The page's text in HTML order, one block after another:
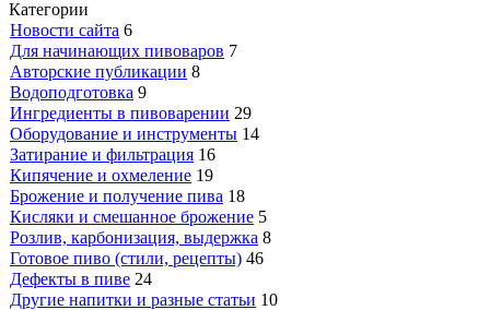
Категории
Новости сайта 6
Для начинающих пивоваров 7
Авторские публикации 8
Водоподготовка 9
Ингредиенты в пивоварении 29
Оборудование и инструменты 14
Затирание и фильтрация 16
Кипячение и охмеление 19
Брожение и получение пива 18
Кисляки и смешанное брожение 5
Розлив, карбонизация, выдержка 8
Готовое пиво (стили, рецепты) 46
Дефекты в пиве 24
Другие напитки и разные статьи 10